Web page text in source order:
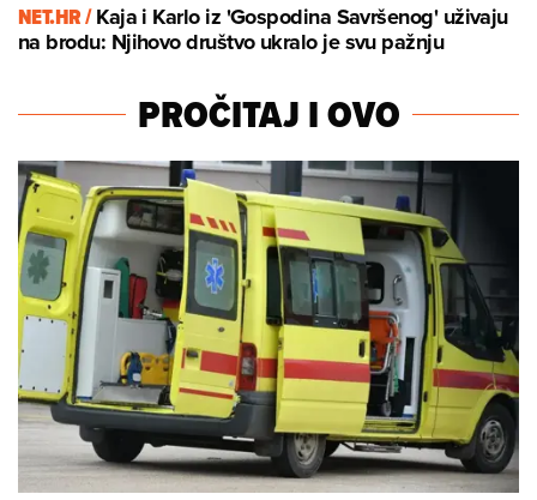
NET.HR /Kaja i Karlo iz 'Gospodina Savršenog' uživaju
na brodu: Njihovo društvo ukralo je svu pažnju
PROČITAJ I OVO